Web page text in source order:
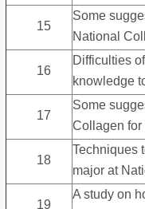
15
Some
National
16
Difficulties
knowledge
17
Some
Collagen for
18
Techniques
major at
19
A study on